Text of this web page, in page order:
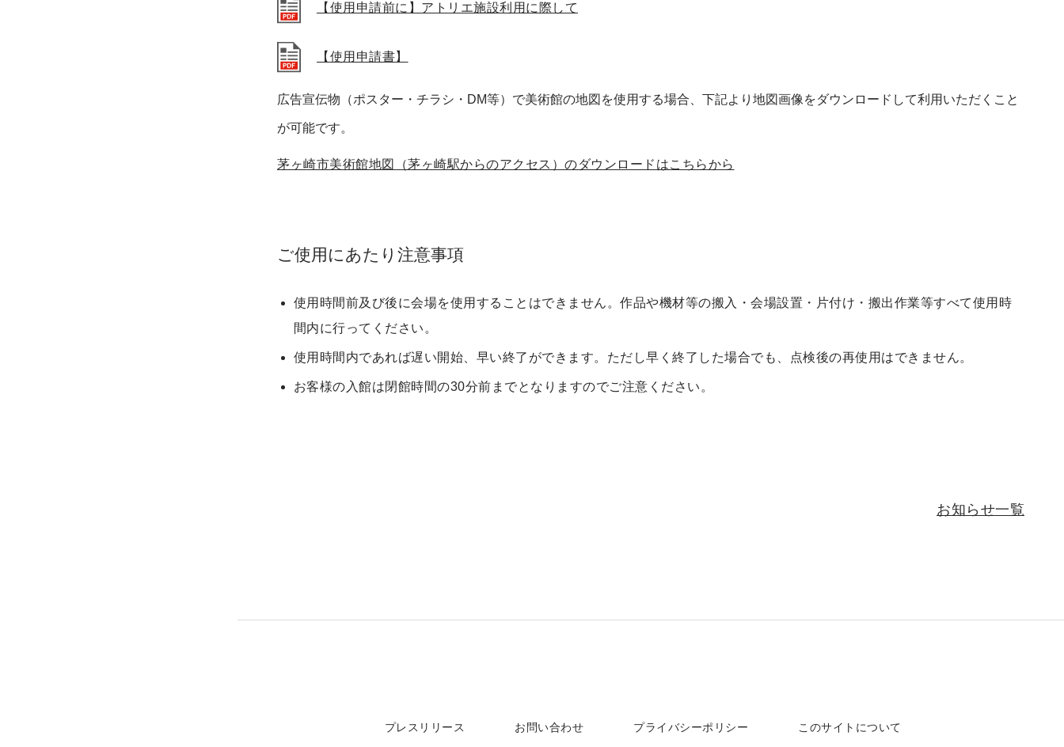
【使用申請前に】アトリエ施設利用に際して
【使用申請書】
広告宣伝物（ポスター・チラシ・DM等）で美術館の地図を使用する場合、下記より地図画像をダウンロードして利用いただくこと
が可能です。
茅ヶ崎市美術館地図（茅ヶ崎駅からのアクセス）のダウンロードはこちらから
ご使用にあたり注意事項
使用時間前及び後に会場を使用することはできません。作品や機材等の搬入・会場設置・片付け・搬出作業等すべて使用時
間内に行ってください。
使用時間内であれば遅い開始、早い終了ができます。ただし早く終了した場合でも、点検後の再使用はできません。
お客様の入館は閉館時間の30分前までとなりますのでご注意ください。
お知らせ一覧
プレスリリース お問い合わせ プライバシーポリシー このサイトについて